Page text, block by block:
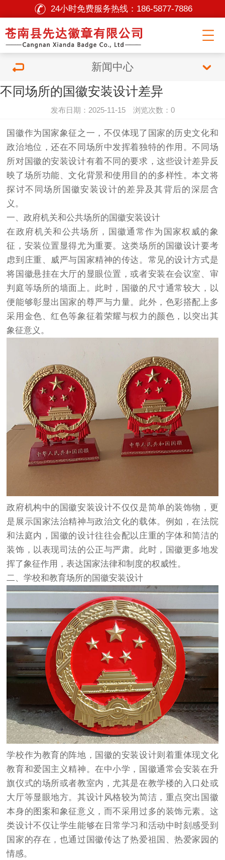
24小时免费服务热线： 186-5877-7886
新闻中心
不同场所的国徽安装设计差异
发布日期：2025-11-15 浏览次数：0
国徽作为国家象征之一，不仅体现了国家的历史文化和
政治地位，还在不同场所中发挥着独特的作用。不同场
所对国徽的安装设计有着不同的要求，这些设计差异反
映了场所功能、文化背景和使用目的的多样性。本文将
探讨不同场所国徽安装设计的差异及其背后的深层含
义。
一、政府机关和公共场所的国徽安装设计
在政府机关和公共场所，国徽通常作为国家权威的象
征，安装位置显得尤为重要。这类场所的国徽设计要考
虑到庄重、威严与国家精神的传达。常见的设计方式是
将国徽悬挂在大厅的显眼位置，或者安装在会议室、审
判庭等场所的墙面上。此时，国徽的尺寸通常较大，以
便能够彰显出国家的尊严与力量。此外，色彩搭配上多
采用金色、红色等象征着荣耀与权力的颜色，以突出其
象征意义。
政府机构中的国徽安装设计不仅仅是简单的装饰物，更
是展示国家法治精神与政治文化的载体。例如，在法院
和法庭内，国徽的设计往往会配以庄重的字体和简洁的
装饰，以表现司法的公正与严肃。此时，国徽更多地发
挥了象征作用，表达国家法律和制度的权威性。
二、学校和教育场所的国徽安装设计
学校作为教育的阵地，国徽的安装设计则着重体现文化
教育和爱国主义精神。在中小学，国徽通常会安装在升
旗仪式的场所或者教室内，尤其是在教学楼的入口处或
大厅等显眼地方。其设计风格较为简洁，重点突出国徽
本身的图案和象征意义，而不采用过多的装饰元素。这
类设计不仅让学生能够在日常学习和活动中时刻感受到
国家的存在，也通过国徽传达了热爱祖国、热爱家园的
情感。